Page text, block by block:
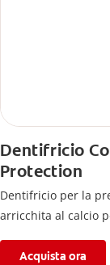
Dentifricio
Protection
Dentifricio per la
arricchita al calcio
Acquista ora